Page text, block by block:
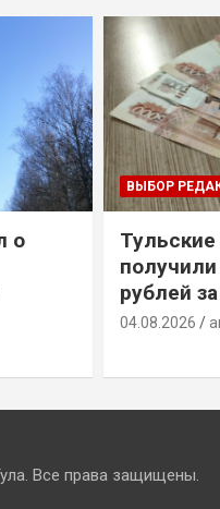
о
ВЫБОР
рублей
04.08.2026
Все права защищены.